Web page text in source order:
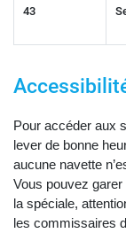
43
Pour accéder aux
lever de bonne
aucune navette
Vous pouvez
la spéciale,
les commissaires